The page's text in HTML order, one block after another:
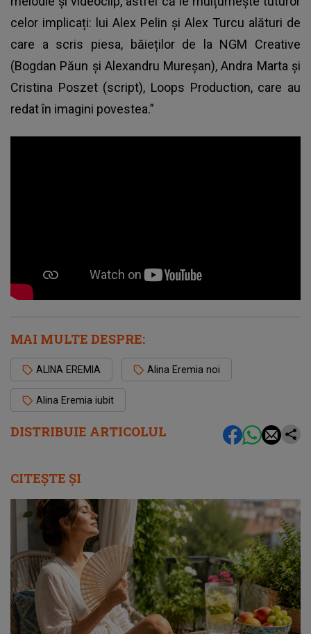
DISTRIBUIE ARTICOLUL
celor implicați: lui Alex Pelin și Alex Turcu alături de
care a scris piesa, băieților de la NGM Creative
(Bogdan Păun și Alexandru Mureșan), Andra Marta și
Cristina Poszet (script), Loops Production, care au
redat în imagini povestea.”
MAI MULTE DESPRE:
ALINA EREMIA Alina Eremia noi
Alina Eremia iubit
CITEȘTE ȘI